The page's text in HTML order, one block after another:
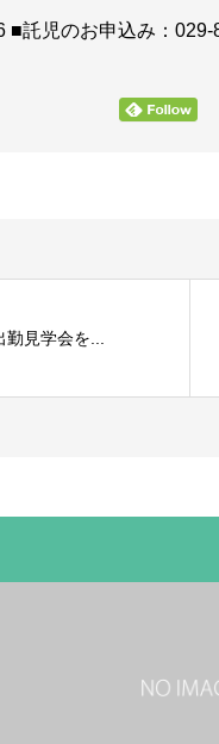
託児のお申込み：029-
見学会を...